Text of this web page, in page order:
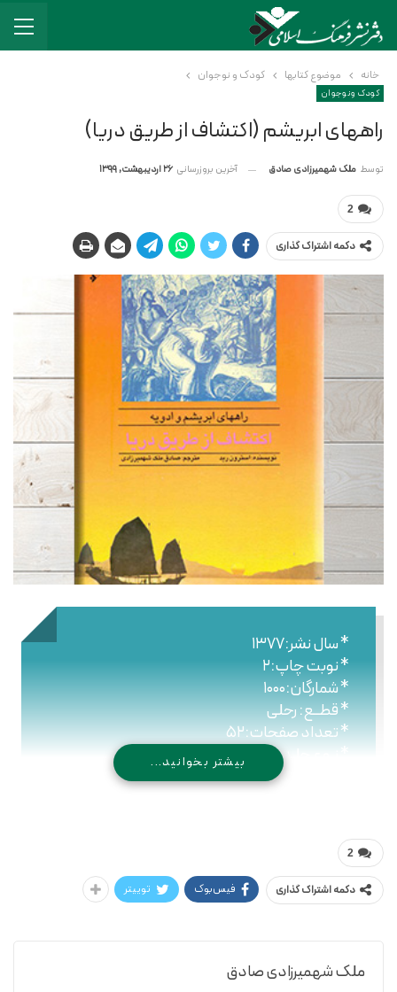
خانه موضوع کتابها کودک و نوجوان
کودک و نوجوان
راههای ابریشم (اکتشاف از طریق دریا)
توسط ملک شهمیرزادی صادق آخرین بروزرسانی 26 اردیبهشت, 1399
2
دکمه اشتراک گذاری
* سال نشر:۱۳۷۷
* نوبت چاپ:۲
* شمارگان:۱۰۰۰
* قطــع: رحلی
* تعداد صفحات:۵۲
* نـوع جلـد: شومیزبیشتر بخوانید...
2
دکمه اشتراک گذاری فیس‌بوک توییتر
ملک شهمیرزادی صادق